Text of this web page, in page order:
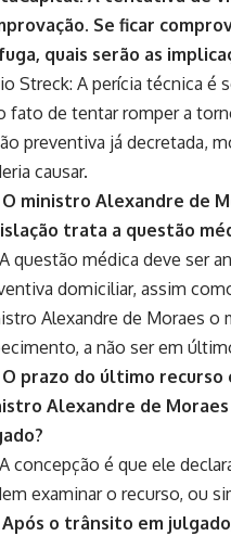
Se ficar
quais serão as
Streck: A perícia técnica é
fato de tentar romper a
preventiva já decretada,
causar.
O ministro Alexandre de
trata a questão
questão médica deve ser
domiciliar, assim
Alexandre de Moraes o
a não ser em
O prazo do último
Alexandre de
concepção é que ele
examinar o recurso, ou
Após o trânsito em